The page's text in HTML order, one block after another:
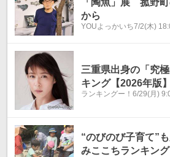
から
YOUよっかいち7/2(木)
三重県出身の「究
キング【2026年版】
ランキングー！ 6/29(月)
“のびのび子育て”
みここちランキン